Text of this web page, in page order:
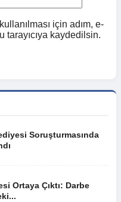
için adım, e-
tarayıcıya kaydedilsin.
Soruşturmasında
Ortaya Çıktı: Darbe